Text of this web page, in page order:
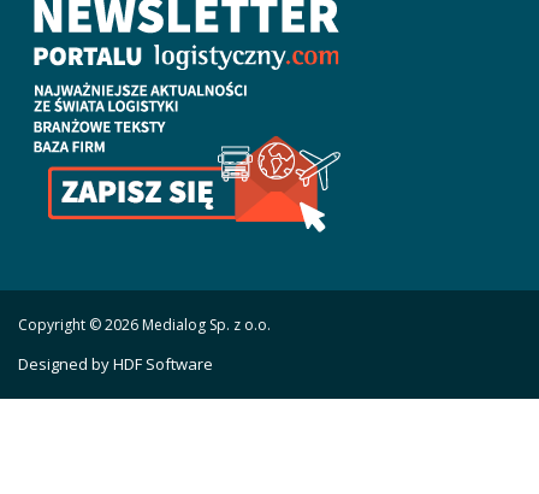
Copyright © 2026 Medialog Sp. z o.o.
Designed by HDF Software